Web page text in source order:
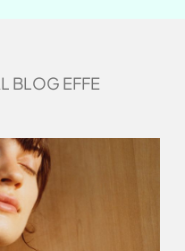
BLOG EFFE